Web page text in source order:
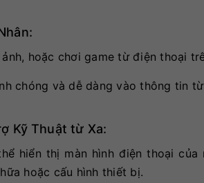
hoặc chơi game từ điện thoại
chóng và dễ dàng vào thông tin
Kỹ Thuật từ Xa:
hiển thị màn hình điện thoại
hoặc cấu hình thiết bị.